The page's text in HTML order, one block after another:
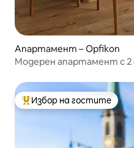
Апартамент – Opfikon
Модерен апартамент с 2
Най-популярен избор на
Избор на гостите